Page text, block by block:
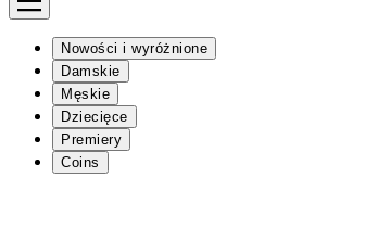
Nowości i wyróżnione
Damskie
Męskie
Dziecięce
Premiery
Coins